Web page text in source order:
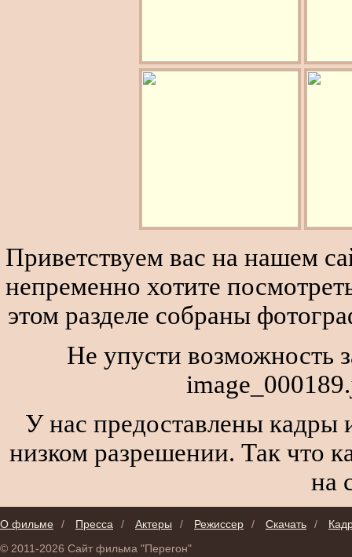
Приветствуем вас на нашем
непременно хотите
этом разделе собраны
Не упусти возможность
У нас предоставлены кадры
низком разрешении. Так что
на
О фильме / Пресса / Актеры / Режиссер / Скачать /
© 2011-2026 Сайт фильма "Перегон"